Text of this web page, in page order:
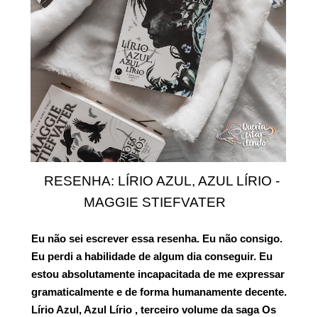
RESENHA: LÍRIO AZUL, AZUL LÍRIO -
MAGGIE STIEFVATER
Eu não sei escrever essa resenha. Eu não consigo.
Eu perdi a habilidade de algum dia conseguir. Eu
estou absolutamente incapacitada de me expressar
gramaticalmente e de forma humanamente decente.
Lírio Azul, Azul Lírio , terceiro volume da sagaOs